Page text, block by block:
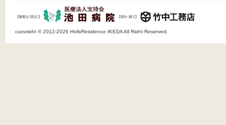
copyright © 2012-2026 HollyResidence IKEDA All Right Reserved.